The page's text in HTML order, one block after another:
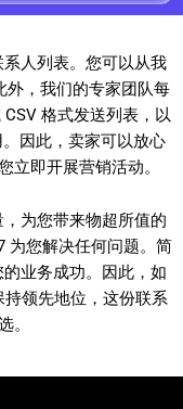
人列表。您可以从我
外，我们的专家团队每
格式发送列表，以
因此，卖家可以放心
立即开展营销活动。
为您带来物超所值的
为您解决任何问题。简
业务成功。因此，如
领先地位，这份联系
。